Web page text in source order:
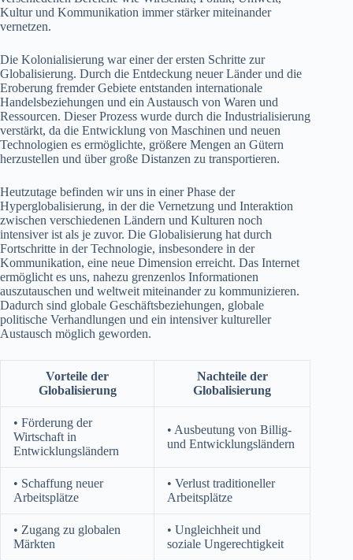
Kultur und Kommunikation immer stärker miteinander
vernetzen.
Die Kolonialisierung war einer der ersten Schritte zur
Globalisierung. Durch die Entdeckung neuer Länder und die
Eroberung fremder Gebiete entstanden internationale
Handelsbeziehungen und ein Austausch von Waren und
Ressourcen. Dieser Prozess wurde durch die Industrialisierung
verstärkt, da die Entwicklung von Maschinen und neuen
Technologien es ermöglichte, größere Mengen an Gütern
herzustellen und über große Distanzen zu transportieren.
Heutzutage befinden wir uns in einer Phase der
Hyperglobalisierung, in der die Vernetzung und Interaktion
zwischen verschiedenen Ländern und Kulturen noch
intensiver ist als je zuvor. Die Globalisierung hat durch
Fortschritte in der Technologie, insbesondere in der
Kommunikation, eine neue Dimension erreicht. Das Internet
ermöglicht es uns, nahezu grenzenlos Informationen
auszutauschen und weltweit miteinander zu kommunizieren.
Dadurch sind globale Geschäftsbeziehungen, globale
politische Verhandlungen und ein intensiver kultureller
Austausch möglich geworden.
Vorteile der
Globalisierung
Nachteile der
Globalisierung
• Förderung der
Wirtschaft in
Entwicklungsländern
• Ausbeutung von Billig-
und Entwicklungsländern
• Schaffung neuer
Arbeitsplätze
• Verlust traditioneller
Arbeitsplätze
• Zugang zu globalen
Märkten
• Ungleichheit und
soziale Ungerechtigkeit